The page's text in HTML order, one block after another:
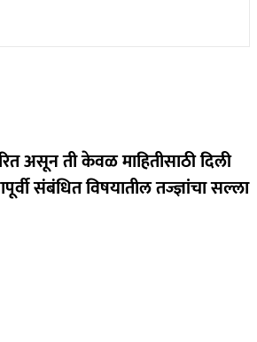
असून ती केवळ माहितीसाठी दिली
संबंधित विषयातील तज्ज्ञांचा सल्ला